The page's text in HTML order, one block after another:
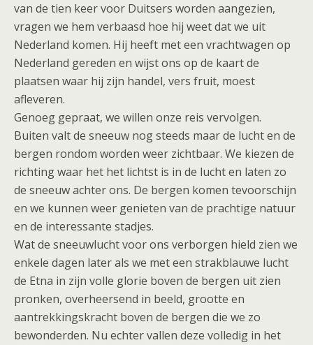
van de tien keer voor Duitsers worden aangezien,
vragen we hem verbaasd hoe hij weet dat we uit
Nederland komen. Hij heeft met een vrachtwagen op
Nederland gereden en wijst ons op de kaart de
plaatsen waar hij zijn handel, vers fruit, moest
afleveren.
Genoeg gepraat, we willen onze reis vervolgen.
Buiten valt de sneeuw nog steeds maar de lucht en de
bergen rondom worden weer zichtbaar. We kiezen de
richting waar het het lichtst is in de lucht en laten zo
de sneeuw achter ons. De bergen komen tevoorschijn
en we kunnen weer genieten van de prachtige natuur
en de interessante stadjes.
Wat de sneeuwlucht voor ons verborgen hield zien we
enkele dagen later als we met een strakblauwe lucht
de Etna in zijn volle glorie boven de bergen uit zien
pronken, overheersend in beeld, grootte en
aantrekkingskracht boven de bergen die we zo
bewonderden. Nu echter vallen deze volledig in het